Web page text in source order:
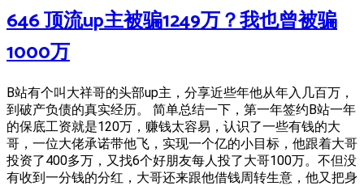
646 顶流up主被骗1249万？我也曾被骗
1000万
B站有个叫大祥哥的头部up主，分享近些年他从年入几百万，
到破产负债的真实经历。 简单总结一下，第一年签约B站一年
的保底工资就是120万，赚钱太容易，认识了一些有钱的大
哥，一位大佬承诺带他飞，实现一个亿的小目标，他跟着大哥
投资了400多万，又找6个好朋友每人投了大哥100万。不但没
有收到一分钱的分红，大哥还来跟他借钱周转生意，他又把身